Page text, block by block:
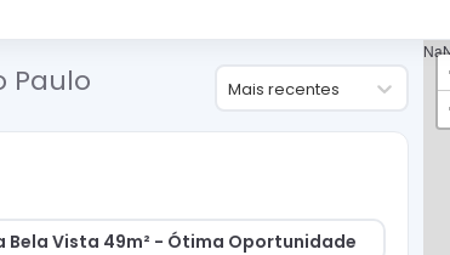
Paulo Mais recentes
Bela Vista 49m² - Ótima Oportunidade